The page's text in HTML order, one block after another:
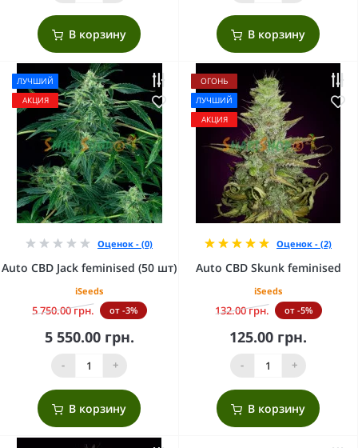
В корзину В корзину
ЛУЧШИЙ
АКЦИЯ
Оценок - (0)
Auto CBD Jack feminised (50 шт)
iSeeds
5 750.00 грн. от -3%
5 550.00 грн.
- +
В корзину
ОГОНЬ
ЛУЧШИЙ
АКЦИЯ
Оценок - (2)
Auto CBD Skunk feminised
iSeeds
132.00 грн. от -5%
125.00 грн.
- +
В корзину